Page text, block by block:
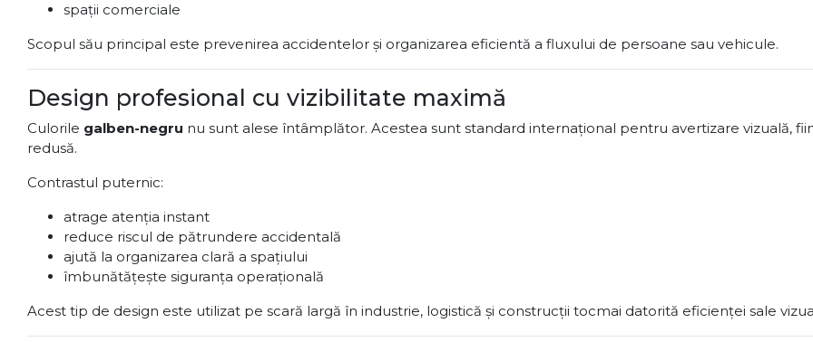
spații comerciale
Scopul său principal este prevenirea accidentelor și organizarea eficientă a fluxului de persoane sau vehicule.
Design profesional cu vizibilitate maximă
Culorile galben-negru nu sunt alese întâmplător. Acestea sunt standard internațional pentru avertizare vizuală,
redusă.
Contrastul puternic:
atrage atenția instant
reduce riscul de pătrundere accidentală
ajută la organizarea clară a spațiului
îmbunătățește siguranța operațională
Acest tip de design este utilizat pe scară largă în industrie, logistică și construcții tocmai datorită eficienței sale